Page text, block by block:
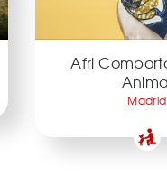
Afri
Madrid